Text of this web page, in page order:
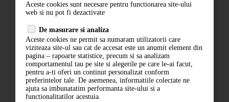
Termeni si conditii
Politica de confidentialitate
ANPC
Aceste cookies sunt necesare pentru functionarea site-ului
web si nu pot fi dezactivate
De masurare si analiza
Aceste cookies ne permit sa numaram utilizatorii care
viziteaza site-ul sau cat de accesat este un anumit element din
pagina – rapoarte statistice, precum si sa analizam
comportamentul tau pe site si alegerile pe care le-ai facut,
pentru a-ti oferi un continut personalizat conform
preferintelor tale. De asemenea, informatiile colectate ne
ajuta sa imbunatatim performanta site-ului si a
functionalitatilor acestuia.